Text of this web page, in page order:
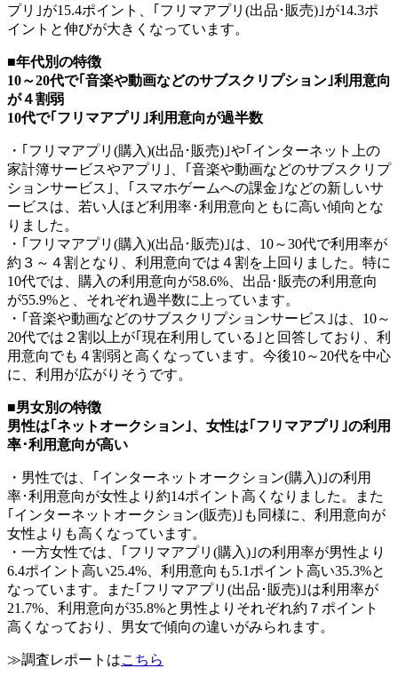
プリ｣が15.4ポイント、｢フリマアプリ(出品･販売)｣が14.3ポ
イントと伸びが大きくなっています。
■年代別の特徴
10～20代で｢音楽や動画などのサブスクリプション｣利用意向
が４割弱
10代で｢フリマアプリ｣利用意向が過半数
・｢フリマアプリ(購入)(出品･販売)｣や｢インターネット上の
家計簿サービスやアプリ｣、｢音楽や動画などのサブスクリプ
ションサービス｣、｢スマホゲームへの課金｣などの新しいサ
ービスは、若い人ほど利用率･利用意向ともに高い傾向とな
りました。
・｢フリマアプリ(購入)(出品･販売)｣は、10～30代で利用率が
約３～４割となり、利用意向では４割を上回りました。特に
10代では、購入の利用意向が58.6%、出品･販売の利用意向
が55.9%と、それぞれ過半数に上っています。
・｢音楽や動画などのサブスクリプションサービス｣は、10～
20代では２割以上が｢現在利用している｣と回答しており、利
用意向でも４割弱と高くなっています。今後10～20代を中心
に、利用が広がりそうです。
■男女別の特徴
男性は｢ネットオークション｣、女性は｢フリマアプリ｣の利用
率･利用意向が高い
・男性では、｢インターネットオークション(購入)｣の利用
率･利用意向が女性より約14ポイント高くなりました。また
｢インターネットオークション(販売)｣も同様に、利用意向が
女性よりも高くなっています。
・一方女性では、｢フリマアプリ(購入)｣の利用率が男性より
6.4ポイント高い25.4%、利用意向も5.1ポイント高い35.3%と
なっています。また｢フリマアプリ(出品･販売)｣は利用率が
21.7%、利用意向が35.8%と男性よりそれぞれ約７ポイント
高くなっており、男女で傾向の違いがみられます。
≫調査レポートはこちら